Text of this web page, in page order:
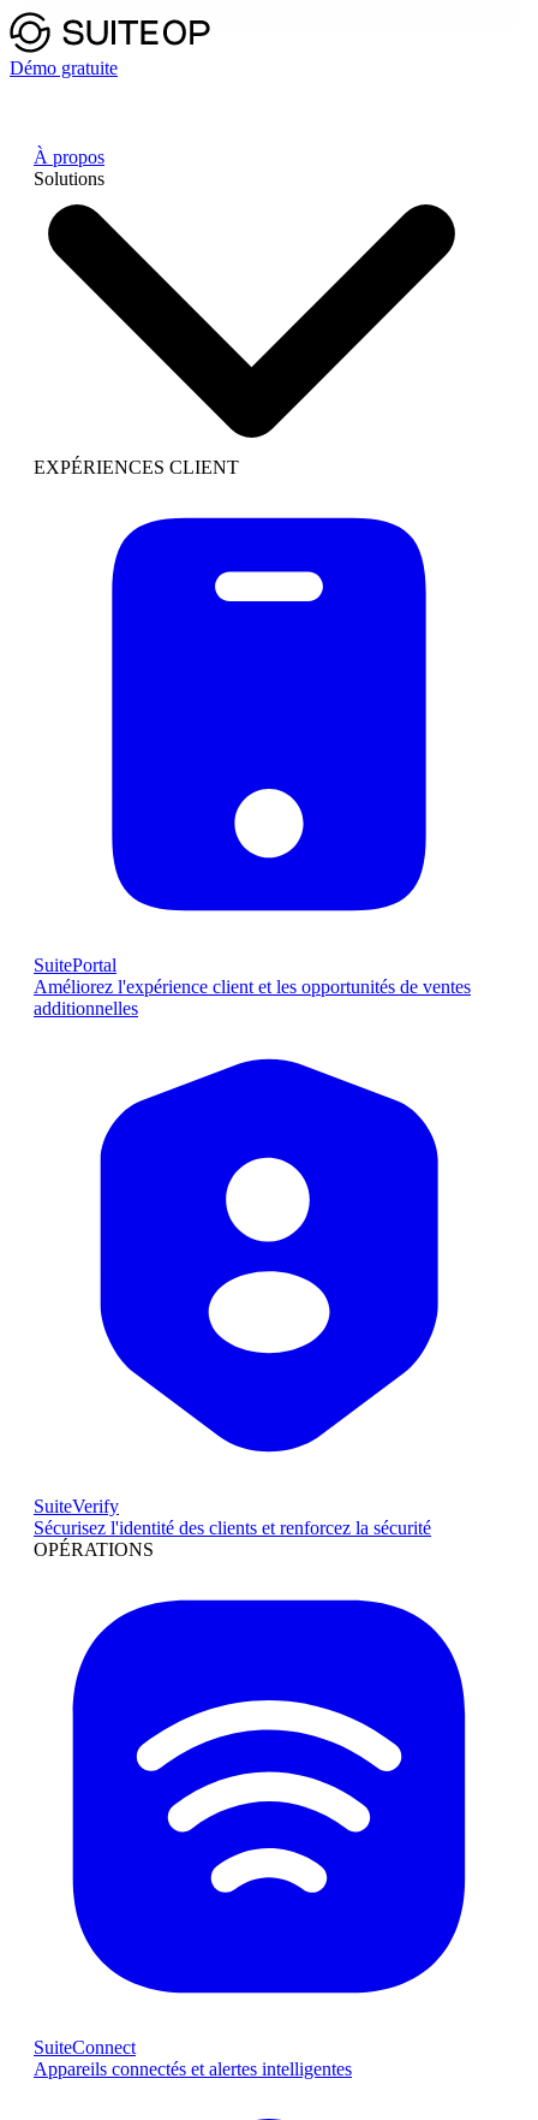
Démo gratuite
À propos
Solutions
EXPÉRIENCES CLIENT
SuitePortal
Améliorez l'expérience client et les opportunités de ventes
additionnelles
SuiteVerify
Sécurisez l'identité des clients et renforcez la sécurité
OPÉRATIONS
SuiteConnect
Appareils connectés et alertes intelligentes